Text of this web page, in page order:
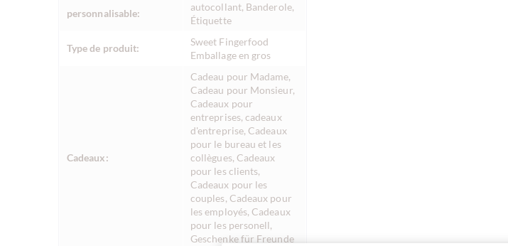
personnalisable:
autocollant, Banderole,
Étiquette
Type de produit:
Sweet Fingerfood
Emballage en gros
Cadeaux:
Cadeau pour Madame,
Cadeau pour Monsieur,
Cadeaux pour
entreprises, cadeaux
d'entreprise, Cadeaux
pour le bureau et les
collègues, Cadeaux
pour les clients,
Cadeaux pour les
couples, Cadeaux pour
les employés, Cadeaux
pour les personell,
Geschenke für Freunde